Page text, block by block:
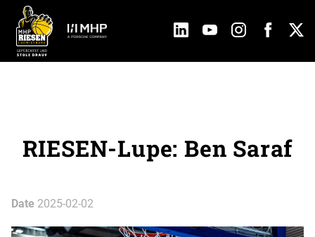
RIESEN-Lupe: Ben Saraf
Date 2025-02-02